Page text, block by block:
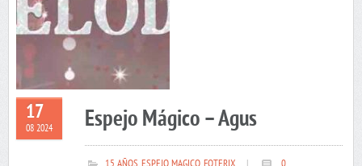
17
08 2024 Espejo Mágico – Agus